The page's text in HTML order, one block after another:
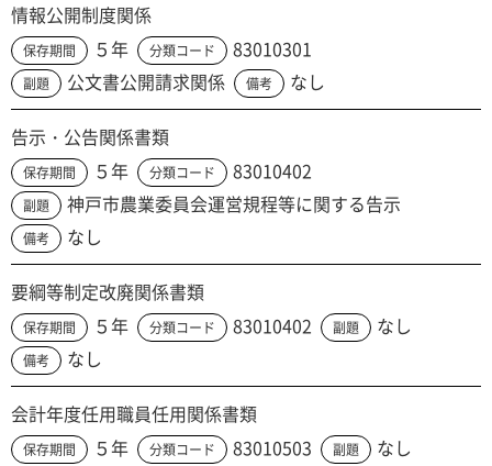
情報公開制度関係
保存期間 ５年 分類コード 83010301
副題 公文書公開請求関係 備考 なし
告示・公告関係書類
保存期間 ５年 分類コード 83010402
副題 神戸市農業委員会運営規程等に関する告示
備考 なし
要綱等制定改廃関係書類
保存期間 ５年 分類コード 83010402 副題 なし
備考 なし
会計年度任用職員任用関係書類
保存期間 ５年 分類コード 83010503 副題 なし